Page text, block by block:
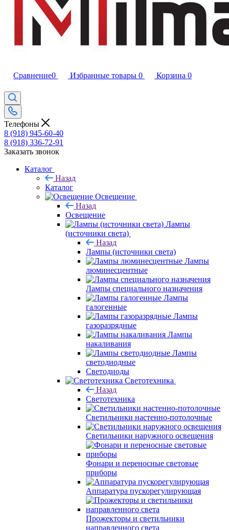
Сравнение0 Избранные товары 0 Корзина 0
Телефоны
8 (918) 945-60-40
8 (918) 336-72-91
Заказать звонок
Каталог
Назад
Каталог
Освещение
Назад
Освещение
Лампы
(источники света)
Назад
Лампы (источники света)
Лампы
люминесцентные
Лампы специального назначения
Лампы
галогенные
Лампы
газоразрядные
Лампы
накаливания
Лампы
светодиодные
Светодиоды
Светотехника
Назад
Светотехника
Светильники настенно-потолочные
Светильники наружного освещения
Фонари и переносные световые
приборы
Аппаратура пускорегулирующая
Прожекторы и светильники
направленного света